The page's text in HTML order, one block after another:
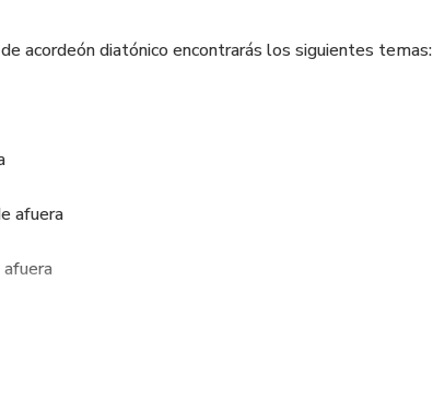
acordeón diatónico encontrarás los siguientes temas:
afuera